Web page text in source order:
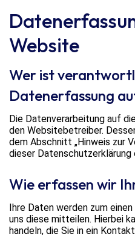
Website
Wer ist
Datenerfassung
Die Datenverarbeitung auf
den Websitebetreiber.
dem Abschnitt „Hinweis zur
dieser Datenschutzerklärung
Wie erfassen wir
Ihre Daten werden zum
uns diese mitteilen. Hierbei
handeln, die Sie in ein